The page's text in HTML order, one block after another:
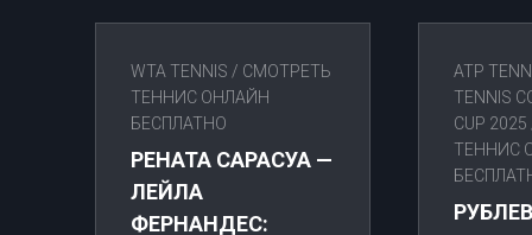
WTA TENNIS / СМОТРЕТЬ
ТЕННИС ОНЛАЙН
БЕСПЛАТНО
РЕНАТА САРАСУА —
ЛЕЙЛА
ФЕРНАНДЕС:
ATP
TENNIS
CUP 2025
ТЕННИС